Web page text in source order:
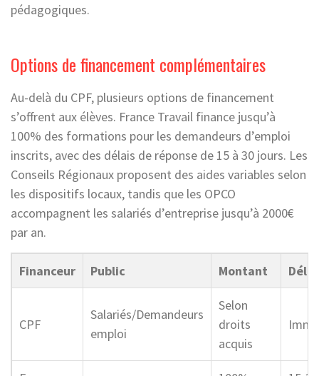
pédagogiques.
Options de financement complémentaires
Au-delà du CPF, plusieurs options de financement
s’offrent aux élèves. France Travail finance jusqu’à
100% des formations pour les demandeurs d’emploi
inscrits, avec des délais de réponse de 15 à 30 jours. Les
Conseils Régionaux proposent des aides variables selon
les dispositifs locaux, tandis que les OPCO
accompagnent les salariés d’entreprise jusqu’à 2000€
par an.
Financeur Public Montant Délai
CPF
Salariés/Demandeurs
emploi
Selon
droits
acquis